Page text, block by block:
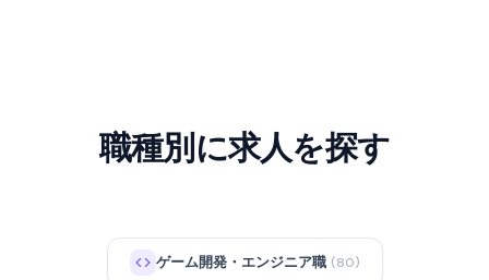
職種別に求人を探す
ゲーム開発・エンジニア職 (80)